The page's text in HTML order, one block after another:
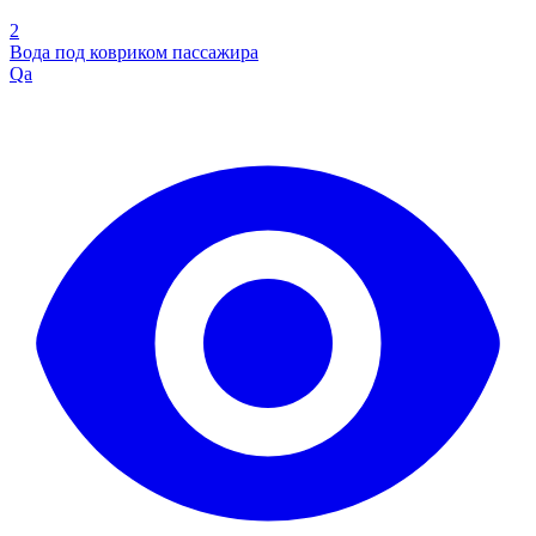
2
Вода под ковриком пассажира
Qa